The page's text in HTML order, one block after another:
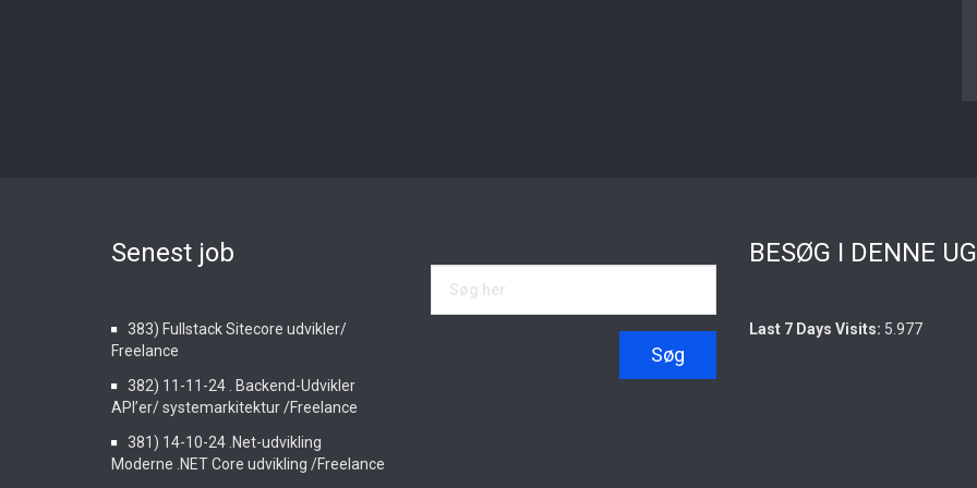
Senest job
383) Fullstack Sitecore udvikler/
Freelance
382) 11-11-24 . Backend-Udvikler
API’er/ systemarkitektur /Freelance
381) 14-10-24 .Net-udvikling
Moderne .NET Core udvikling /Freelance
BESØG I DENNE
Last 7 Days Visits: 5.977